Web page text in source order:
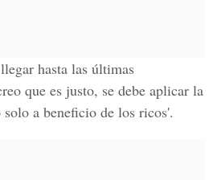
hasta las últimas
que es justo, se debe aplicar la
a beneficio de los ricos'.